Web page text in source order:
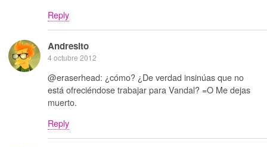
Reply
Andresito
4 octubre 2012
@eraserhead: ¿cómo? ¿De verdad insinúas que no
está ofreciéndose trabajar para Vandal? =O Me dejas
muerto.
Reply